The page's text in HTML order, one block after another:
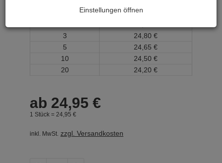
ab Menge
Preis je Stück
3
24, 80 €
5
24, 65 €
10
24, 50 €
20
24, 20 €
ab 24,95 €
1 Stück = 24, 95 €
inkl. MwSt. zzgl. Versandkosten
Einstellungen öffnen